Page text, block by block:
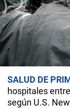
SALUD DE
hospitales
según U.S.